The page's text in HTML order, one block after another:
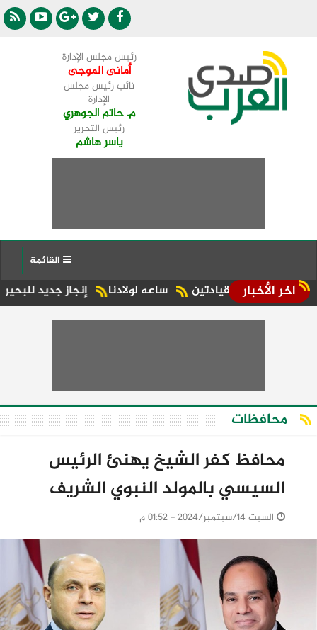
رئيس مجلس الإدارة
أمانى الموجى
نائب رئيس مجلس
الإدارة
م. حاتم الجوهري
رئيس التحرير
ياسر هاشم
اخر الأخبار إنجاز جديد للبحيرة.. شبراخيت وبدر ضمن أفضل 10 وحدات محلية على مستوى ساعه لولادنا القيادتين
محافظات
محافظ كفر الشيخ يهنئ الرئيس
السيسي بالمولد النبوي الشريف
السبت 14/سبتمبر/2024 - 01:52 م